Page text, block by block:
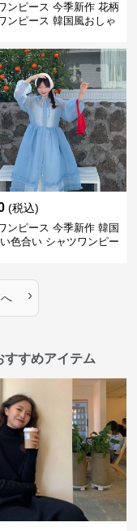
ンピース 今季新作 花柄
ンピース 韓国風おしゃ
(税込)
ンピース 今季新作 韓国
色合い シャツワンピー
›
すすめアイテム